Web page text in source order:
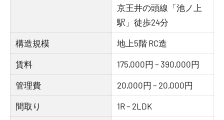
京王井の頭線「池ノ上
駅」徒歩24分
構造規模 地上5階 RC造
賃料 175,000円 – 390,000円
管理費 20,000円 – 20,000円
間取り 1R – 2LDK